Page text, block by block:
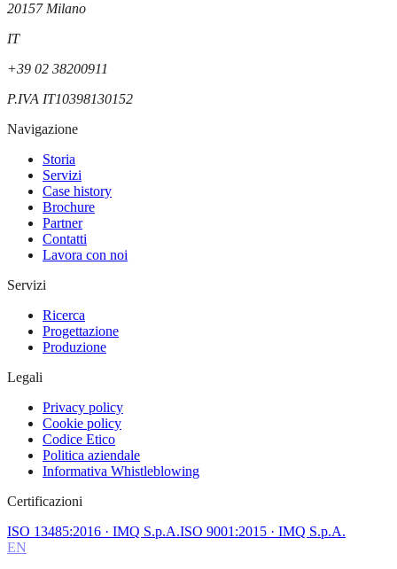
20157 Milano
IT
+39 02 38200911
P.IVA IT10398130152
Navigazione
Storia
Servizi
Case history
Brochure
Partner
Contatti
Lavora con noi
Servizi
Ricerca
Progettazione
Produzione
Legali
Privacy policy
Cookie policy
Codice Etico
Politica aziendale
Informativa Whistleblowing
Certificazioni
ISO 13485:2016 · IMQ S.p.A.ISO 9001:2015 · IMQ S.p.A.
EN